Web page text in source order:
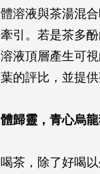
體溶液與茶湯混
牽引。若是茶多
溶液頂層產生可
葉的評比，並提
體歸靈，青心烏
喝茶，除了好喝